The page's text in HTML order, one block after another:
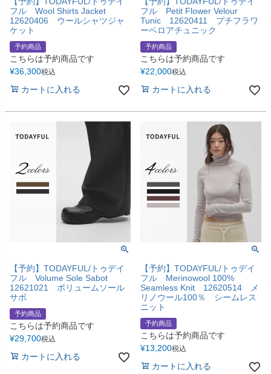
フル Wool Shirts Jacket
12620406 ウールシャツジャ
ケット
予約商品
こちらは予約商品です
¥36,300税込
カートに入れる
フル Petit Flower Velour
Tunic 12620411 プチフラワ
ーベロアチュニック
予約商品
こちらは予約商品です
¥22,000税込
カートに入れる
【予約】TODAYFUL/トゥデイ
フル Volume Sole Sabot
12621021 ボリュームソール
サボ
予約商品
こちらは予約商品です
¥29,700税込
カートに入れる
【予約】TODAYFUL/トゥデイ
フル Merinowool 100%
Seamless Knit 12620514 メ
リノウール100％ シームレス
ニット
予約商品
こちらは予約商品です
¥13,200税込
カートに入れる